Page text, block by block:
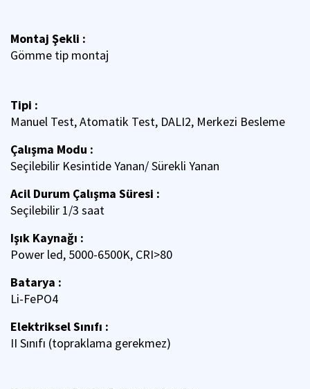
Montaj Şekli :
Gömme tip montaj
Tipi :
Manuel Test, Atomatik Test, DALI2, Merkezi Besleme
Çalışma Modu :
Seçilebilir Kesintide Yanan/ Sürekli Yanan
Acil Durum Çalışma Süresi :
Seçilebilir 1/3 saat
Işık Kaynağı :
Power led, 5000-6500K, CRI>80
Batarya :
Li-FePO4
Elektriksel Sınıfı :
II Sınıfı (topraklama gerekmez)